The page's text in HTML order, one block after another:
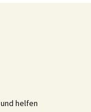
helfen